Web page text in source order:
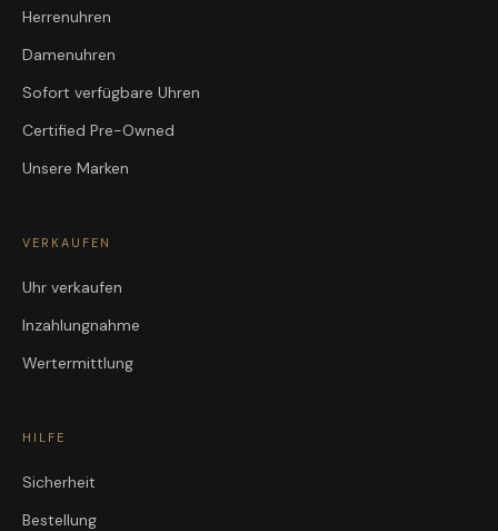
Herrenuhren
Damenuhren
Sofort verfügbare Uhren
Certified Pre-Owned
Unsere Marken
VERKAUFEN
Uhr verkaufen
Inzahlungnahme
Wertermittlung
HILFE
Sicherheit
Bestellung